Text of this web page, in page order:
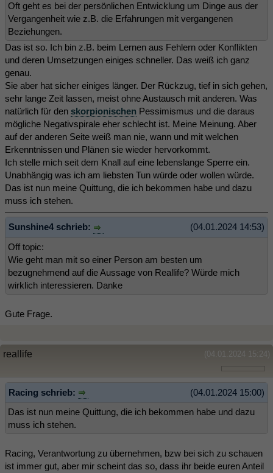
Oft geht es bei der persönlichen Entwicklung um Dinge aus der
Vergangenheit wie z.B. die Erfahrungen mit vergangenen
Beziehungen.
Das ist so. Ich bin z.B. beim Lernen aus Fehlern oder Konflikten
und deren Umsetzungen einiges schneller. Das weiß ich ganz
genau.
Sie aber hat sicher einiges länger. Der Rückzug, tief in sich gehen,
sehr lange Zeit lassen, meist ohne Austausch mit anderen. Was
natürlich für den skorpionischen Pessimismus und die daraus
mögliche Negativspirale eher schlecht ist. Meine Meinung. Aber
auf der anderen Seite weiß man nie, wann und mit welchen
Erkenntnissen und Plänen sie wieder hervorkommt.
Ich stelle mich seit dem Knall auf eine lebenslange Sperre ein.
Unabhängig was ich am liebsten Tun würde oder wollen würde.
Das ist nun meine Quittung, die ich bekommen habe und dazu
muss ich stehen.
(04.01.2024 14:53)
Sunshine4 schrieb:
Off topic:
Wie geht man mit so einer Person am besten um
bezugnehmend auf die Aussage von Reallife? Würde mich
wirklich interessieren. Danke
Gute Frage.
(04.01.2024 15:24)
reallife
(04.01.2024 15:00)
Racing schrieb:
Das ist nun meine Quittung, die ich bekommen habe und dazu
muss ich stehen.
Racing, Verantwortung zu übernehmen, bzw bei sich zu schauen
ist immer gut, aber mir scheint das so, dass ihr beide euren Anteil